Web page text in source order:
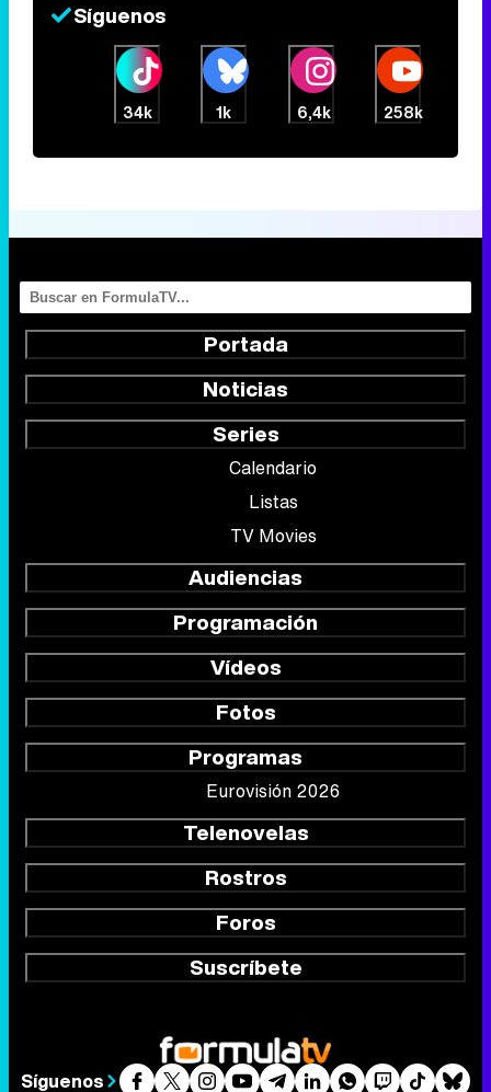
Síguenos
34k 1k 6,4k 258k
Portada
Noticias
Series
Calendario
Listas
TV Movies
Audiencias
Programación
Vídeos
Fotos
Programas
Eurovisión 2026
Telenovelas
Rostros
Foros
Suscríbete
Síguenos